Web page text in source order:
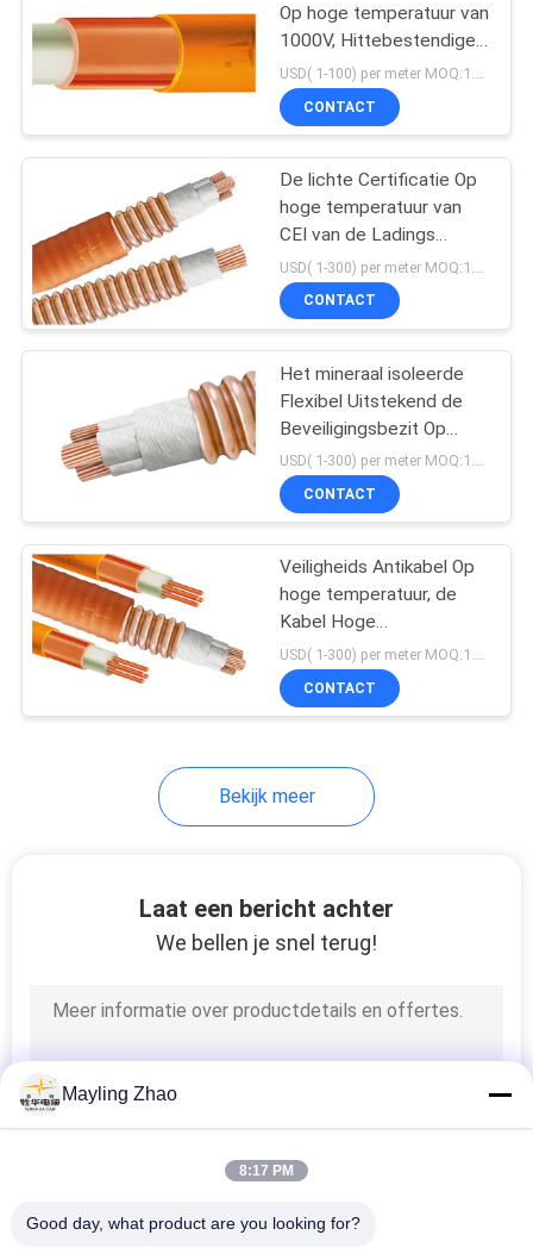
Op hoge temperatuur van
1000V, Hittebestendige
Flexibele Kabel
CONTACT
De lichte Certificatie Op
hoge temperatuur van
CEI van de Ladings
Multicore Kabel BTTW
500V BS
CONTACT
Het mineraal isoleerde
Flexibel Uitstekend de
Beveiligingsbezit Op
hoge temperatuur van de
Kabelbttz Reeks
USD( 1-300) per meter MOQ:1.000 m
CONTACT
Veiligheids Antikabel Op
hoge temperatuur, de
Kabel Hoge
Mechanische Sterkte
van het Brandbewijs
USD( 1-300) per meter MOQ:1.000 m
CONTACT
Bekijk meer
Laat een bericht achter
We bellen je snel terug!
Mayling Zhao
8:17 PM
Good day, what product are you looking for?